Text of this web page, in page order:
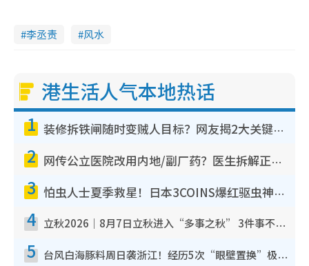
李丞责 风水
港生活人气本地热话
1 装修拆铁闸随时变贼人目标？网友揭2大关键用途：装新款等于白装？附新旧铁闸分别
2 网传公立医院改用内地/副厂药？医生拆解正副厂分别，揭4类人换药随时出事
3 怕虫人士夏季救星！日本3COINS爆红驱虫神器$45起 1招“全程免触碰”轻松搞定小强
4 立秋2026｜8月7日立秋进入“多事之秋” 3件事不可做！专家教6招开运 清杂物／钱包纳气接好运
5 台风白海豚料周日袭浙江！经历5次“眼壁置换”极罕见 成登陆内地最长途台风